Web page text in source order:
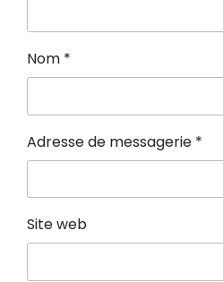
Nom *
Adresse de messagerie *
Site web